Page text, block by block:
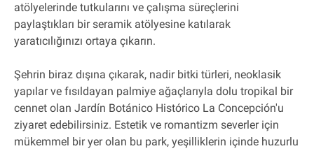
atölyelerinde tutkularını ve çalışma süreçlerini
paylaştıkları bir seramik atölyesine katılarak
yaratıcılığınızı ortaya çıkarın.
Şehrin biraz dışına çıkarak, nadir bitki türleri, neoklasik
yapılar ve fısıldayan palmiye ağaçlarıyla dolu tropikal bir
cennet olan Jardín Botánico Histórico La Concepción'u
ziyaret edebilirsiniz. Estetik ve romantizm severler için
mükemmel bir yer olan bu park, yeşilliklerin içinde huzurlu